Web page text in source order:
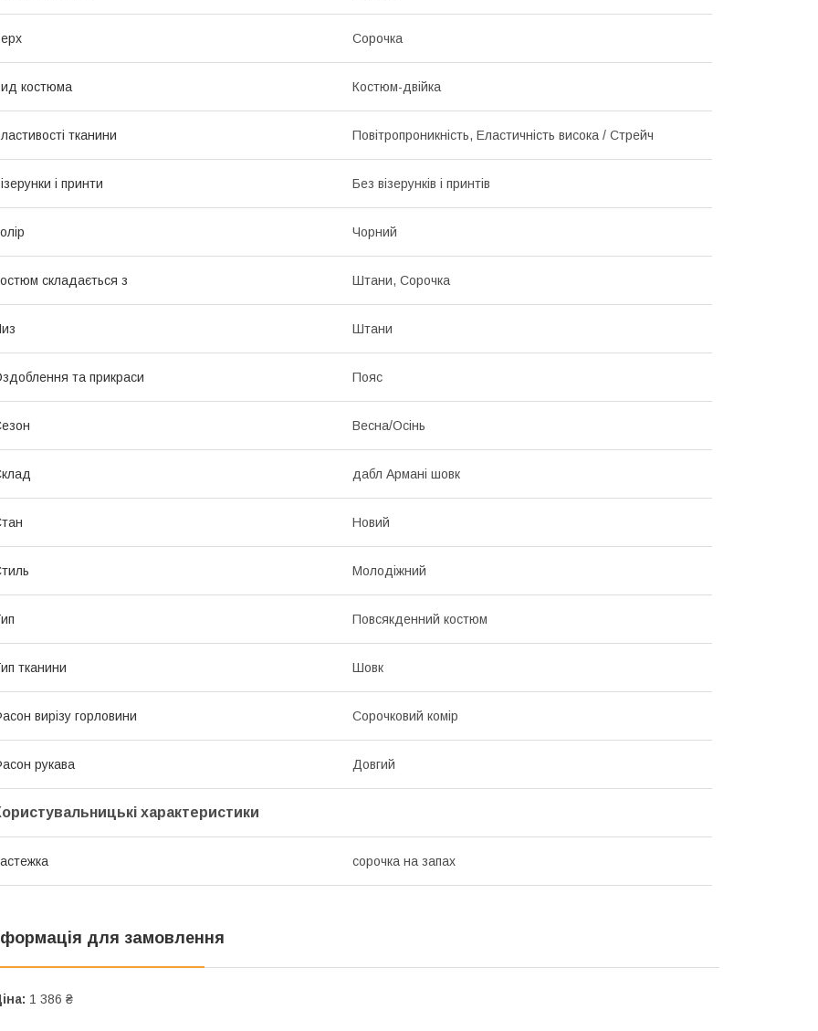
Сорочка
костюма Костюм-двійка
тканини Повітропроникність, Еластичність висока / Стрейч
і принти Без візерунків і принтів
Чорний
складається з Штани, Сорочка
Штани
та прикраси Пояс
Весна/Осінь
дабл Армані шовк
Новий
Молодіжний
Повсякденний костюм
тканини Шовк
вирізу горловини Сорочковий комір
рукава Довгий
характеристики
сорочка на запах
для замовлення
1 386 ₴